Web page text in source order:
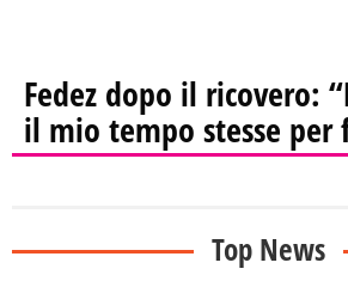
Fedez dopo il ricovero:
il mio tempo stesse per
Top News